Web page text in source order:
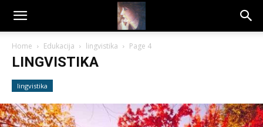
Dragana
Amarilis
Home Edukacija lingvistika Page 4
LINGVISTIKA
lingvistika